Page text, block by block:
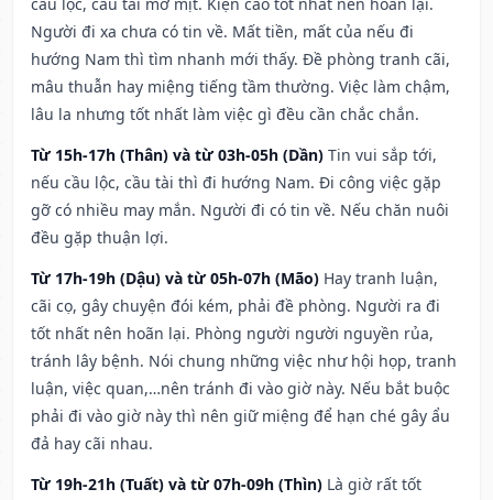
Người đi xa chưa có tin về. Mất tiền, mất của nếu đi
hướng Nam thì tìm nhanh mới thấy. Đề phòng tranh cãi,
mâu thuẫn hay miệng tiếng tầm thường. Việc làm chậm,
lâu la nhưng tốt nhất làm việc gì đều cần chắc chắn.
Từ 15h-17h (Thân) và từ 03h-05h (Dần) Tin vui sắp tới,
nếu cầu lộc, cầu tài thì đi hướng Nam. Đi công việc gặp
gỡ có nhiều may mắn. Người đi có tin về. Nếu chăn nuôi
đều gặp thuận lợi.
Từ 17h-19h (Dậu) và từ 05h-07h (Mão) Hay tranh luận,
cãi cọ, gây chuyện đói kém, phải đề phòng. Người ra đi
tốt nhất nên hoãn lại. Phòng người người nguyền rủa,
tránh lây bệnh. Nói chung những việc như hội họp, tranh
luận, việc quan,…nên tránh đi vào giờ này. Nếu bắt buộc
phải đi vào giờ này thì nên giữ miệng để hạn ché gây ẩu
đả hay cãi nhau.
Từ 19h-21h (Tuất) và từ 07h-09h (Thìn) Là giờ rất tốt